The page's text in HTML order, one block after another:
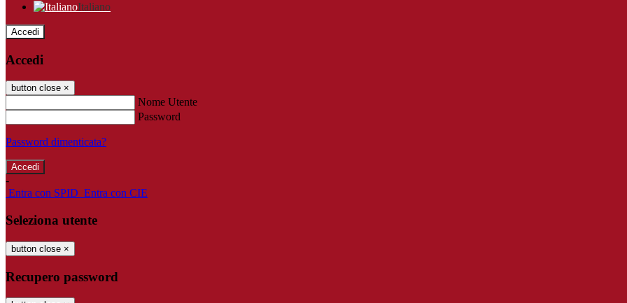
Italiano
Accedi
Accedi
button close ×
Nome Utente
Password
Password dimenticata?
-
Entra con SPID Entra con CIE
Seleziona utente
button close ×
Recupero password